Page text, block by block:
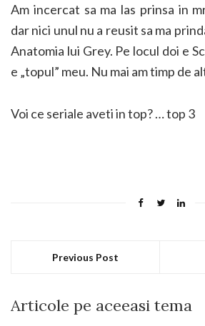
Am incercat sa ma las prinsa in
dar nici unul nu a reusit sa ma
Anatomia lui Grey. Pe locul doi e
e „topul” meu. Nu mai am timp de
Voi ce seriale aveti in top? … top 3
Previous Post
Articole pe aceeasi tema